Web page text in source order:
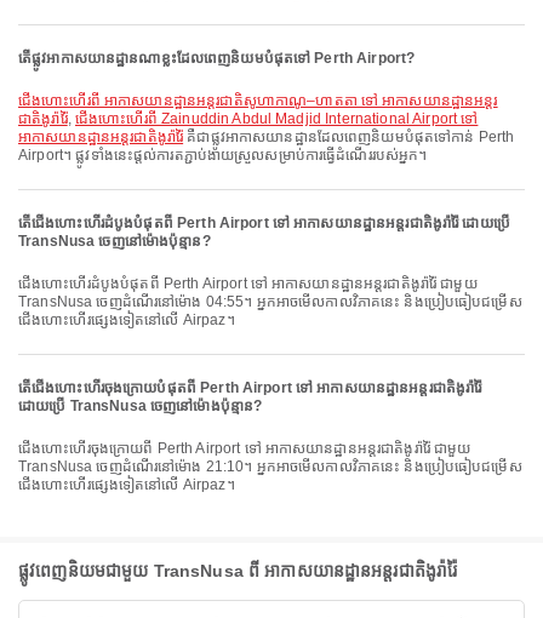
តើផ្លូវអាកាសយានដ្ឋានណាខ្លះដែលពេញនិយមបំផុតទៅ Perth Airport?
ជើងហោះហើរពី អាកាសយានដ្ឋានអន្តរជាតិសូហាកាណូ–ហាតតា ទៅ អាកាសយានដ្ឋានអន្តរ
ជាតិងូរ៉ារ៉ៃ, ជើងហោះហើរពី Zainuddin Abdul Madjid International Airport ទៅ
អាកាសយានដ្ឋានអន្តរជាតិងូរ៉ារ៉ៃ គឺជាផ្លូវអាកាសយានដ្ឋានដែលពេញនិយមបំផុតទៅកាន់ Perth
Airport។ ផ្លូវទាំងនេះផ្តល់ការតភ្ជាប់ងាយស្រួលសម្រាប់ការធ្វើដំណើររបស់អ្នក។
តើជើងហោះហើរដំបូងបំផុតពី Perth Airport ទៅ អាកាសយានដ្ឋានអន្តរជាតិងូរ៉ារ៉ៃ ដោយប្រើ
TransNusa ចេញនៅម៉ោងប៉ុន្មាន?
ជើងហោះហើរដំបូងបំផុតពី Perth Airport ទៅ អាកាសយានដ្ឋានអន្តរជាតិងូរ៉ារ៉ៃ ជាមួយ
TransNusa ចេញដំណើរនៅម៉ោង 04:55។ អ្នកអាចមើលកាលវិភាគនេះ និងប្រៀបធៀបជម្រើស
ជើងហោះហើរផ្សេងទៀតនៅលើ Airpaz។
តើជើងហោះហើរចុងក្រោយបំផុតពី Perth Airport ទៅ អាកាសយានដ្ឋានអន្តរជាតិងូរ៉ារ៉ៃ
ដោយប្រើ TransNusa ចេញនៅម៉ោងប៉ុន្មាន?
ជើងហោះហើរចុងក្រោយពី Perth Airport ទៅ អាកាសយានដ្ឋានអន្តរជាតិងូរ៉ារ៉ៃ ជាមួយ
TransNusa ចេញដំណើរនៅម៉ោង 21:10។ អ្នកអាចមើលកាលវិភាគនេះ និងប្រៀបធៀបជម្រើស
ជើងហោះហើរផ្សេងទៀតនៅលើ Airpaz។
ផ្លូវពេញនិយមជាមួយ TransNusa ពី អាកាសយានដ្ឋានអន្តរជាតិងូរ៉ារ៉ៃ